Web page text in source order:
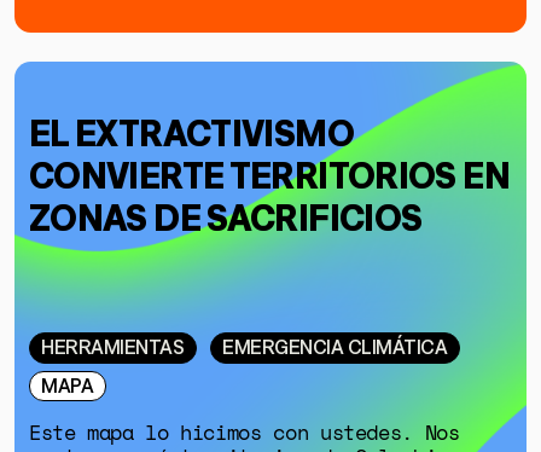
EL EXTRACTIVISMO
CONVIERTE TERRITORIOS EN
ZONAS DE SACRIFICIOS
HERRAMIENTAS
EMERGENCIA CLIMÁTICA
MAPA
Este mapa lo hicimos con ustedes. Nos